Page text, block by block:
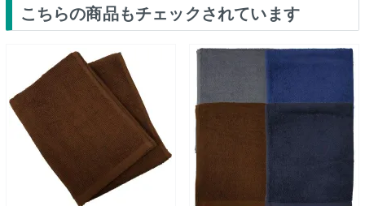
こちらの商品もチェックされています